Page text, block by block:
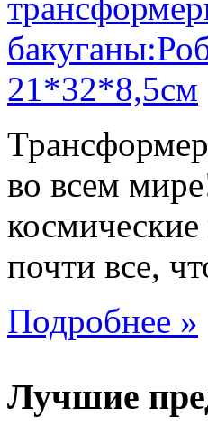
во всем
почти все,
Подробнее »
Лучшие